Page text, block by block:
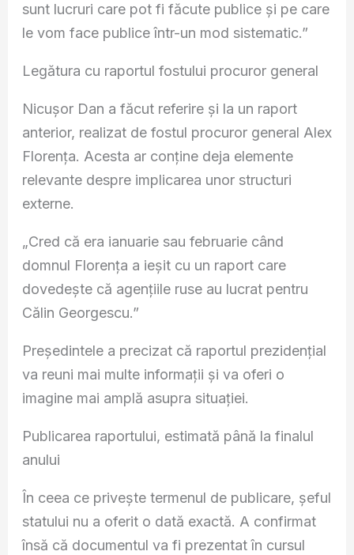
sunt lucruri care pot fi făcute publice și pe care
le vom face publice într-un mod sistematic.”
Legătura cu raportul fostului procuror general
Nicușor Dan a făcut referire și la un raport
anterior, realizat de fostul procuror general Alex
Florența. Acesta ar conține deja elemente
relevante despre implicarea unor structuri
externe.
„Cred că era ianuarie sau februarie când
domnul Florența a ieșit cu un raport care
dovedește că agențiile ruse au lucrat pentru
Călin Georgescu.”
Președintele a precizat că raportul prezidențial
va reuni mai multe informații și va oferi o
imagine mai amplă asupra situației.
Publicarea raportului, estimată până la finalul
anului
În ceea ce privește termenul de publicare, șeful
statului nu a oferit o dată exactă. A confirmat
însă că documentul va fi prezentat în cursul